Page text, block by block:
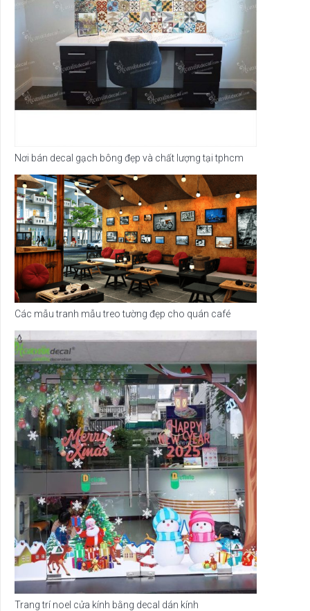
Nơi bán decal gạch bông đẹp và chất lượng tại tphcm
Các mẫu tranh mẫu treo tường đẹp cho quán café
Trang trí noel cửa kính bằng decal dán kính